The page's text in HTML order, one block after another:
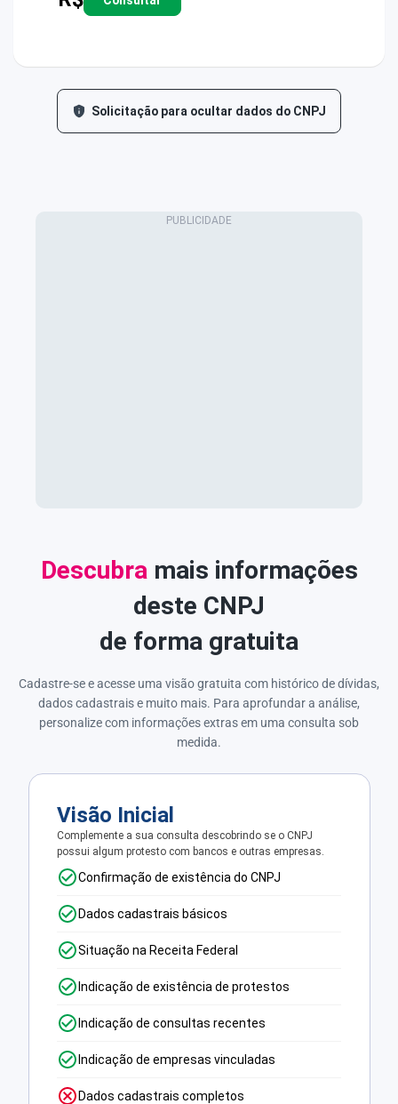
Solicitação para ocultar dados do CNPJ
Descubramais informações
deste CNPJ
de forma gratuita
Cadastre-se e acesse uma visão gratuita com histórico de dívidas,
dados cadastrais e muito mais. Para aprofundar a análise,
personalize com informações extras em uma consulta sob
medida.
Visão Inicial
Complemente a sua consulta descobrindo se o CNPJ
possui algum protesto com bancos e outras empresas.
Confirmação de existência do CNPJ
Dados cadastrais básicos
Situação na Receita Federal
Indicação de existência de protestos
Indicação de consultas recentes
Indicação de empresas vinculadas
Dados cadastrais completos